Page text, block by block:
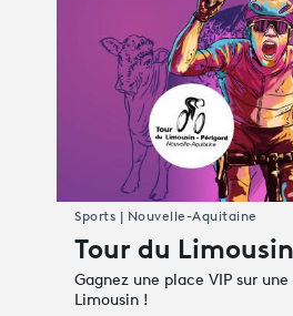
Tour du
Gagnez une place VIP sur
Limousin !
Sports | Nouvelle-Aquitaine